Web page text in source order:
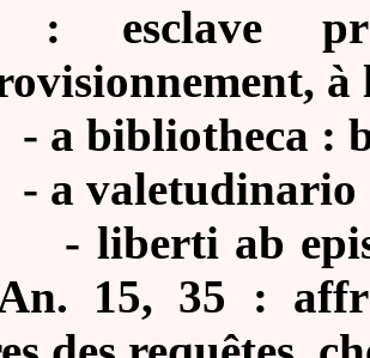
: esclave
à
a bibliotheca :
a
liberti ab
15, 35 :